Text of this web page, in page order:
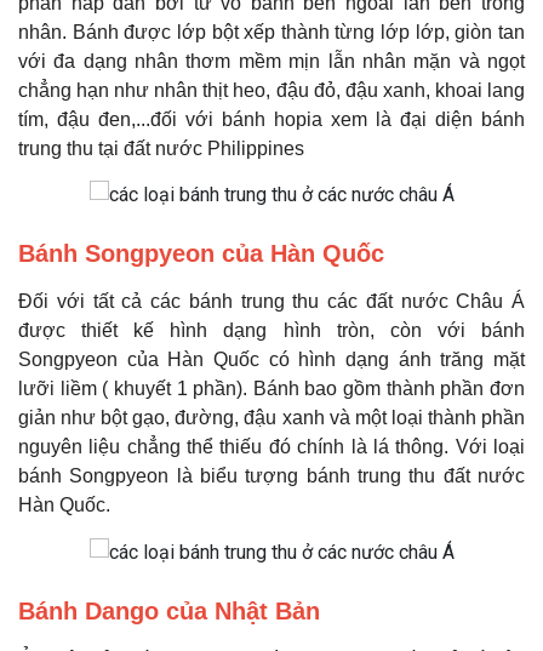
nhân. Bánh được lớp bột xếp thành từng lớp lớp, giòn tan
với đa dạng nhân thơm mềm mịn lẫn nhân mặn và ngọt
chẳng hạn như nhân thịt heo, đậu đỏ, đậu xanh, khoai lang
tím, đậu đen,...đối với bánh hopia xem là đại diện bánh
trung thu tại đất nước Philippines
Bánh Songpyeon của Hàn Quốc
Đối với tất cả các bánh trung thu các đất nước Châu Á
được thiết kế hình dạng hình tròn, còn với bánh
Songpyeon của Hàn Quốc có hình dạng ánh trăng mặt
lưỡi liềm ( khuyết 1 phần). Bánh bao gồm thành phần đơn
giản như bột gạo, đường, đậu xanh và một loại thành phần
nguyên liệu chẳng thể thiếu đó chính là lá thông. Với loại
bánh Songpyeon là biểu tượng bánh trung thu đất nước
Hàn Quốc.
Bánh Dango của Nhật Bản